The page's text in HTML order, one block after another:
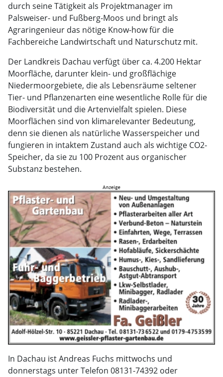
durch seine Tätigkeit als Projektmanager im
Palsweiser- und Fußberg-Moos und bringt als
Agraringenieur das nötige Know-how für die
Fachbereiche Landwirtschaft und Naturschutz mit.
Der Landkreis Dachau verfügt über ca. 4.200 Hektar
Moorfläche, darunter klein- und großflächige
Niedermoorgebiete, die als Lebensräume seltener
Tier- und Pflanzenarten eine wesentliche Rolle für die
Biodiversität und die Artenvielfalt spielen. Diese
Moorflächen sind von klimarelevanter Bedeutung,
denn sie dienen als natürliche Wasserspeicher und
fungieren in intaktem Zustand auch als wichtige CO2-
Speicher, da sie zu 100 Prozent aus organischer
Substanz bestehen.
In Dachau ist Andreas Fuchs mittwochs und
donnerstags unter Telefon 08131-74392 oder